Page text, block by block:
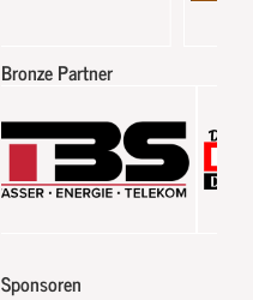
Bronze Partner
Sponsoren